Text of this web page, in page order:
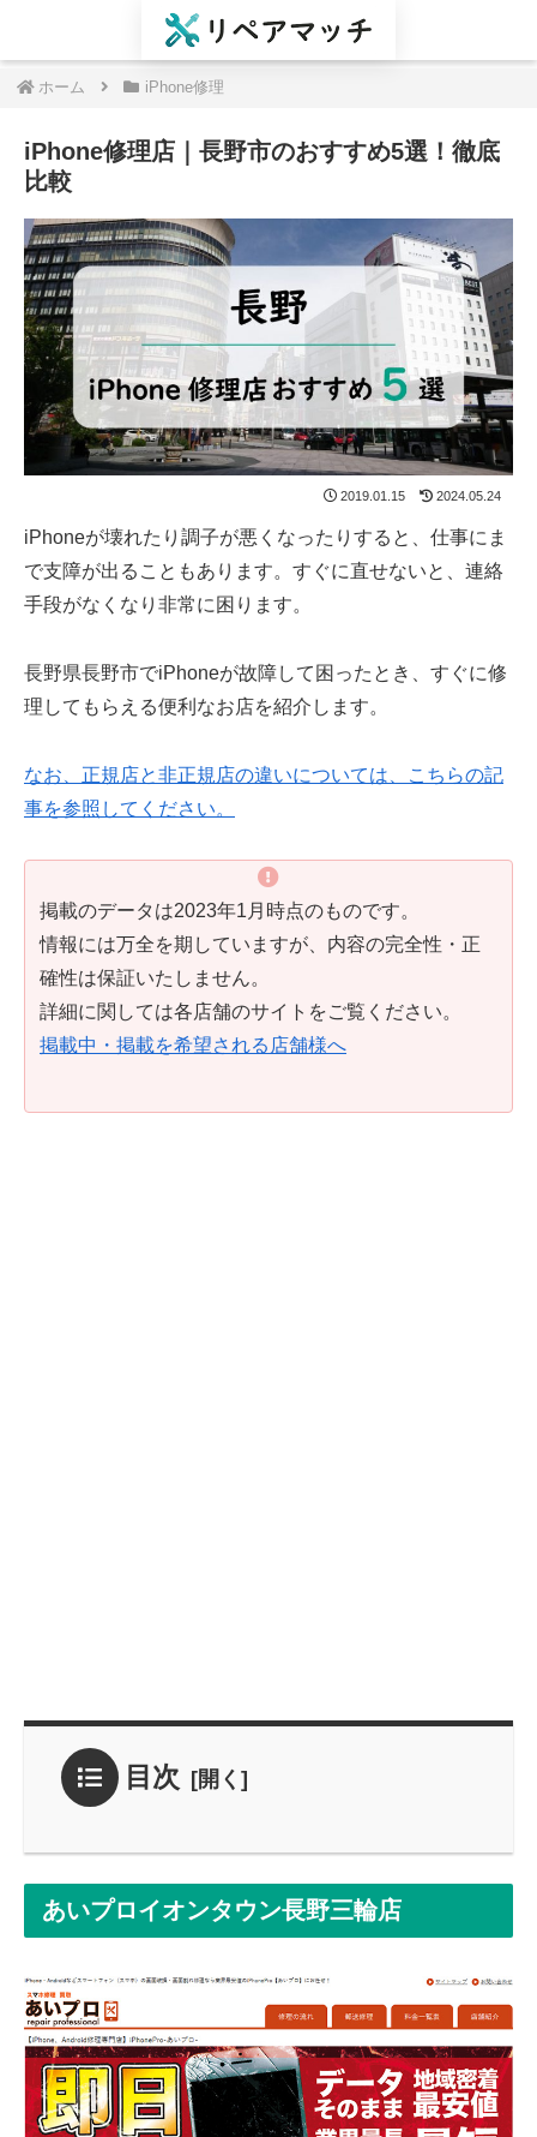
ホーム iPhone修理
iPhone修理店｜長野市のおすすめ5選！徹底
比較
2019.01.15 2024.05.24
iPhoneが壊れたり調子が悪くなったりすると、仕事にま
で支障が出ることもあります。すぐに直せないと、連絡
手段がなくなり非常に困ります。
長野県長野市でiPhoneが故障して困ったとき、すぐに修
理してもらえる便利なお店を紹介します。
なお、正規店と非正規店の違いについては、こちらの記
事を参照してください。
掲載のデータは2023年1月時点のものです。
情報には万全を期していますが、内容の完全性・正
確性は保証いたしません。
詳細に関しては各店舗のサイトをご覧ください。
掲載中・掲載を希望される店舗様へ
目次
あいプロイオンタウン長野三輪店